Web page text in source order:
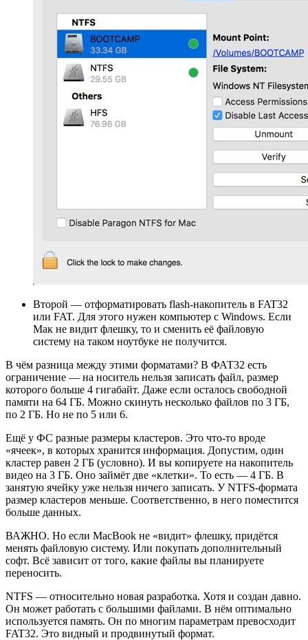
Второй — отформатировать flash-накопитель в FAT32
или FAT. Для этого нужен компьютер с Windows. Если
Мак не видит флешку, то и сменить её файловую
систему на таком ноутбуке не получится.
В чём разница между этими форматами? В ФАТ32 есть
ограничение — на носитель нельзя записать файл, размер
которого больше 4 гигабайт. Даже если осталось свободной
памяти на 64 ГБ. Можно скинуть несколько файлов по 3 ГБ,
по 2 ГБ. Но не по 5 или 6.
Ещё у ФС разные размеры кластеров. Это что-то вроде
«ячеек», в которых хранится информация. Допустим, один
кластер равен 2 ГБ (условно). И вы копируете на накопитель
видео на 3 ГБ. Оно займёт две «клетки». То есть — 4 ГБ. В
занятую ячейку уже нельзя ничего записать. У NTFS-формата
размер кластеров меньше. Соответственно, в него поместится
больше данных.
ВАЖНО. Но если MacBook не «видит» флешку, придётся
менять файловую систему. Или покупать дополнительный
софт. Всё зависит от того, какие файлы вы планируете
переносить.
NTFS — относительно новая разработка. Хотя и создан давно.
Он может работать с большими файлами. В нём оптимально
используется память. Он по многим параметрам превосходит
FAT32. Это видный и продвинутый формат.